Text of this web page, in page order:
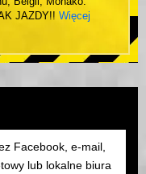
JAZDY!! Więcej
Facebook, e-mail,
lub lokalne biura